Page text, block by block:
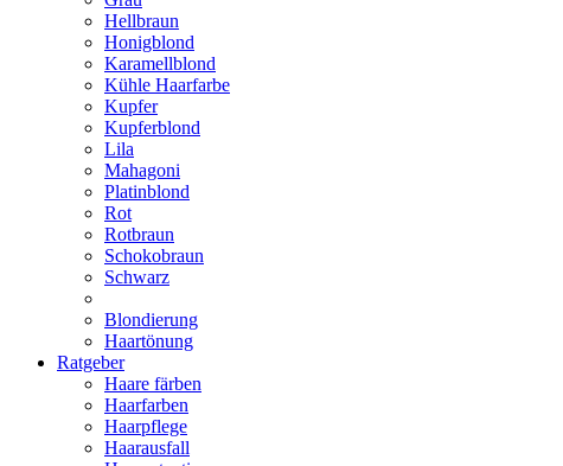
Hellbraun
Honigblond
Karamellblond
Kühle Haarfarbe
Kupfer
Kupferblond
Lila
Mahagoni
Platinblond
Rot
Rotbraun
Schokobraun
Schwarz
Blondierung
Haartönung
Ratgeber
Haare färben
Haarfarben
Haarpflege
Haarausfall